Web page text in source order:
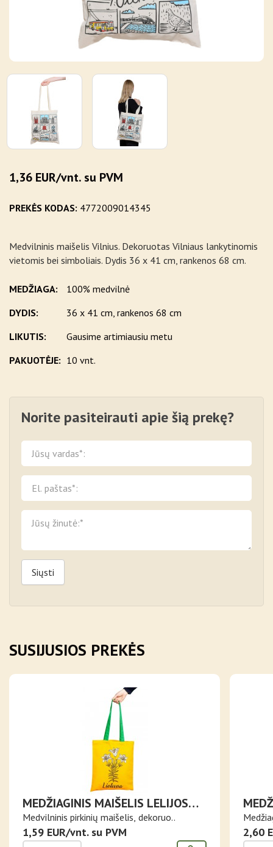
PREKĖS KODAS: 4772009014345
Medvilninis maišelis Vilnius. Dekoruotas Vilniaus lankytinomis
vietomis bei simboliais. Dydis 36 x 41 cm, rankenos 68 cm.
MEDŽIAGA:
100% medvilnė
DYDIS:
36 x 41 cm, rankenos 68 cm
LIKUTIS:
Gausime artimiausiu metu
PAKUOTĖJE: 10 vnt.
1,36 EUR/vnt. su PVM
Norite pasiteirauti apie šią prekę?
Siųsti
SUSIJUSIOS PREKĖS
MEDŽIAGINIS MAIŠELIS LELIJOS
GELTONAME FONE
Medvilninis pirkinių maišelis, dekoruo..
1,59 EUR/vnt. su PVM 2,60